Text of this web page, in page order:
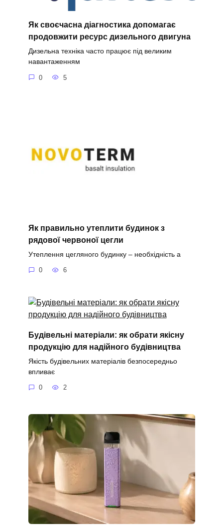
Як своєчасна діагностика допомагає
продовжити ресурс дизельного двигуна
Дизельна техніка часто працює під великим
навантаженням
0 5
Як правильно утеплити будинок з
рядової червоної цегли
Утеплення цегляного будинку – необхідність а
0 6
Будівельні матеріали: як обрати якісну
продукцію для надійного будівництва
Якість будівельних матеріалів безпосередньо
впливає
0 2